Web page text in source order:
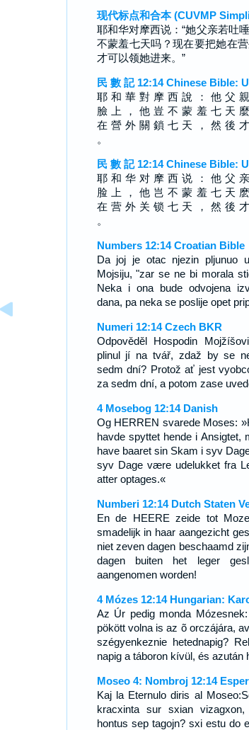
现代标点和合本 (CUVMP
耶和华对摩西说：“她父亲若吐
不蒙羞七天吗？现在要把她在
才可以领她进来。”
民 數 記 12:14 Chinese Bible:
耶 和 華 對 摩 西 說 ： 他 父
臉 上 ， 他 豈 不 蒙 羞 七 天
在 營 外 關 鎖 七 天 ， 然 後
。
民 數 記 12:14 Chinese Bible:
耶 和 华 对 摩 西 说 ： 他 父
脸 上 ， 他 岂 不 蒙 羞 七 天
在 营 外 关 锁 七 天 ， 然 後
。
Numbers 12:14 Croatian Bible
Da joj je otac njezin pljunuo
Mojsiju, "zar se ne bi morala
Neka i ona bude odvojena
dana, pa neka se poslije opet
Numeri 12:14 Czech BKR
Odpověděl Hospodin
plinul jí na tvář, zdaž by se
sedm dní? Protož ať jest
za sedm dní, a potom zase
4 Mosebog 12:14 Danish
Og HERREN svarede Moses:
havde spyttet hende i Ansigtet,
have baaret sin Skam i syv
syv Dage være udelukket fra
atter optages.«
Numberi 12:14 Dutch Staten
En de HEERE zeide tot
smadelijk in haar aangezicht
niet zeven dagen beschaamd
dagen buiten het leger
aangenomen worden!
4 Mózes 12:14 Hungarian:
Az Úr pedig monda
pökött volna is az õ orczájára,
szégyenkeznie hetednapig?
napig a táboron kívül, és
Moseo 4: Nombroj 12:14
Kaj la Eternulo diris al
kracxinta sur sxian
hontus sep tagojn? sxi estu do